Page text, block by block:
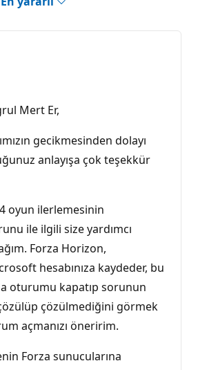
Mert Er,
gecikmesinden dolayı
anlayışa çok teşekkür
oyun ilerlemesinin
ile ilgili size yardımcı
Forza Horizon,
hesabınıza kaydeder, bu
oturumu kapatıp sorunun
çözülmediğini görmek
açmanızı öneririm.
Forza sunucularına